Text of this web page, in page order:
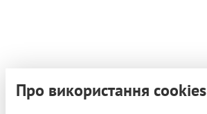
Про використання cookies